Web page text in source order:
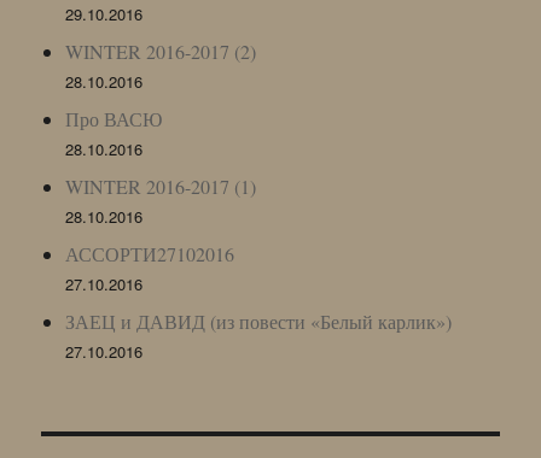
29.10.2016
WINTER 2016-2017 (2)
28.10.2016
Про ВАСЮ
28.10.2016
WINTER 2016-2017 (1)
28.10.2016
АССОРТИ27102016
27.10.2016
ЗАЕЦ и ДАВИД (из повести «Белый карлик»)
27.10.2016